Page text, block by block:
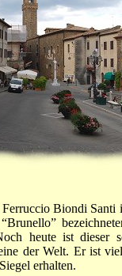
Biondi Santi
heute ist dieser
der Welt. Er ist
erhalten.